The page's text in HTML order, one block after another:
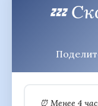
💤
⏰ Менее 4